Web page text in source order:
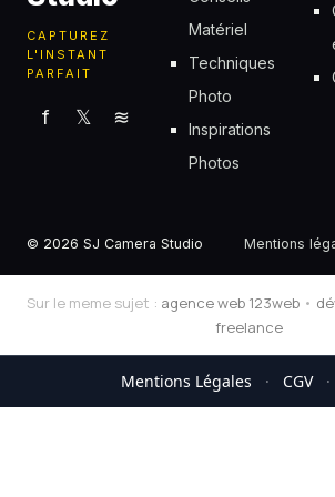
CAPTUREZ
L'INSTANT
PARFAIT
f 𝕏 ≋
Matériel
Techniques
Photo
Inspirations
Photos
© 2026 SJ Camera Studio Mentions
Sur le meme sujet : agence web 123web•
freelance
Mentions Légales · CGV ·